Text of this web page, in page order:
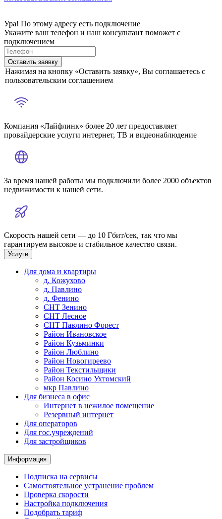
Ура! По этому адресу есть подключение
Укажите ваш телефон и наш консультант поможет с
подключением
Оставить заявку
Нажимая на кнопку «Оставить заявку», Вы соглашаетесь с
пользовательским соглашением
Компания «Лайфлинк» более 20 лет предоставляет
провайдерские услуги интернет, ТВ и видеонаблюдение
За время нашей работы мы подключили более 2000 объектов
недвижимости к нашей сети.
Скорость нашей сети — до 10 Гбит/сек, так что мы
гарантируем высокое и стабильное качество связи.
Услуги
Для дома и квартиры
д. Кожухово
д. Павлино
д. Фенино
СНТ Зенино
СНТ Лесное
СНТ Павлино Форест
Район Ивановское
Район Кузьминки
Район Люблино
Район Новогиреево
Район Текстильщики
Район Косино Ухтомский
мкр Павлино
Для бизнеса в офис
Интернет в нежилое помещение
Резервный интернет
Для операторов
Для гос.учреждений
Для застройщиков
Информация
Подписка на сервисы
Самостоятельное устранение проблем
Проверка скорости
Настройка подключения
Подобрать тариф